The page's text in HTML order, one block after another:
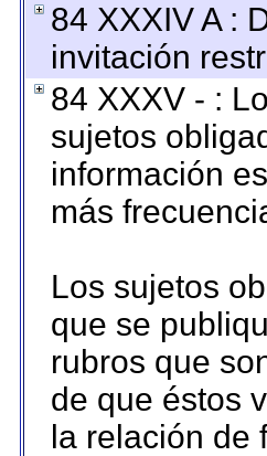
84 XXXIV A :
invitación
84 XXXV - :
sujetos
información
más
Los sujetos
que se
rubros que
de que éstos
la relación de